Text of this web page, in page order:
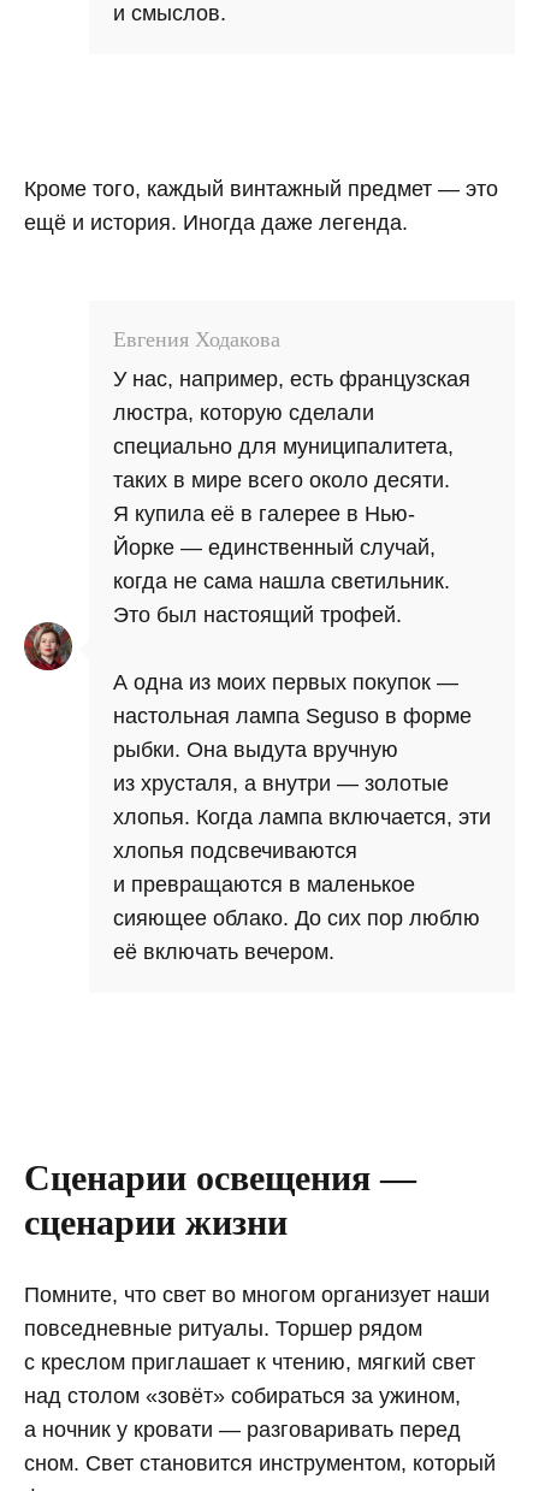
и смыслов.
Кроме того, каждый винтажный предмет — это
ещё и история. Иногда даже легенда.
Евгения Ходакова
У нас, например, есть французская
люстра, которую сделали
специально для муниципалитета,
таких в мире всего около десяти.
Я купила её в галерее в Нью-
Йорке — единственный случай,
когда не сама нашла светильник.
Это был настоящий трофей.
А одна из моих первых покупок —
настольная лампа Seguso в форме
рыбки. Она выдута вручную
из хрусталя, а внутри — золотые
хлопья. Когда лампа включается, эти
хлопья подсвечиваются
и превращаются в маленькое
сияющее облако. До сих пор люблю
её включать вечером.
Сценарии освещения —
сценарии жизни
Помните, что свет во многом организует наши
повседневные ритуалы. Торшер рядом
с креслом приглашает к чтению, мягкий свет
над столом «зовёт» собираться за ужином,
а ночник у кровати — разговаривать перед
сном. Свет становится инструментом, который